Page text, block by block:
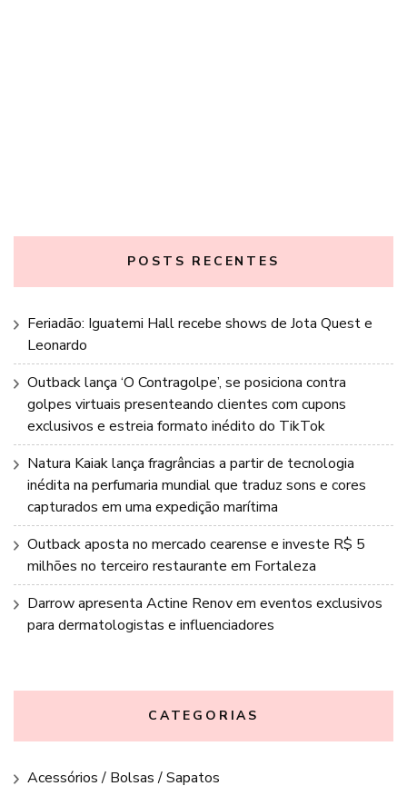
POSTS RECENTES
Feriadão: Iguatemi Hall recebe shows de Jota Quest e
Leonardo
Outback lança ‘O Contragolpe’, se posiciona contra
golpes virtuais presenteando clientes com cupons
exclusivos e estreia formato inédito do TikTok
Natura Kaiak lança fragrâncias a partir de tecnologia
inédita na perfumaria mundial que traduz sons e cores
capturados em uma expedição marítima
Outback aposta no mercado cearense e investe R$ 5
milhões no terceiro restaurante em Fortaleza
Darrow apresenta Actine Renov em eventos exclusivos
para dermatologistas e influenciadores
CATEGORIAS
Acessórios / Bolsas / Sapatos